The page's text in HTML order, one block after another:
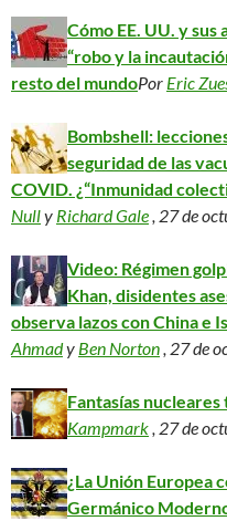
Cómo EE. UU. y sus
“robo y la
resto del mundoPor Eric
Bombshell:
seguridad de las
COVID. ¿“Inmunidad
Nully Richard Gale, 27 de
Video: Régimen
Khan, disidentes
observa lazos con China e
Ahmady Ben Norton, 27 de
Fantasías nucleares
Kampmark, 27 de
¿La Unión Europea
Germánico